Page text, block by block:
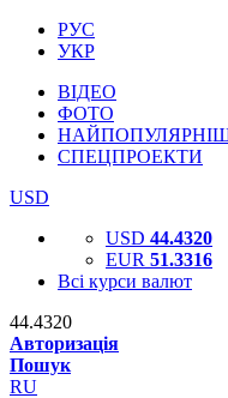
РУС
УКР
ВІДЕО
ФОТО
СПЕЦПРОЕКТИ
USD
USD 44.4320
EUR 51.3316
Всі курси валют
44.4320
Авторизація
Пошук
RU